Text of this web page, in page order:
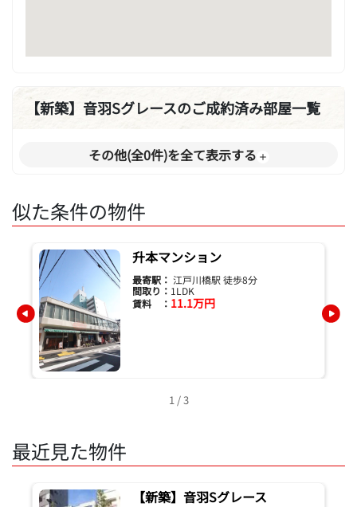
【新築】音羽Sグレースのご成約済み部屋一覧
その他(全0件)を全て表示する
似た条件の物件
升本マンション
最寄駅： 江戸川橋駅 徒歩8分
間取り： 1LDK
賃料 ： 11.1万円
1 / 3
最近見た物件
【新築】音羽Sグレース